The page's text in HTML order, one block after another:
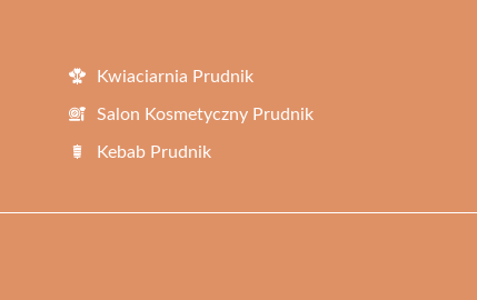
Kwiaciarnia Prudnik
Salon Kosmetyczny Prudnik
Kebab Prudnik